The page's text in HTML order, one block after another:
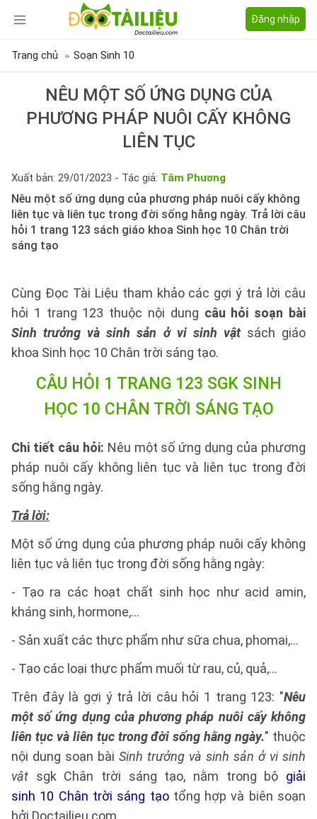
Đăng nhập
Trang chủ Soạn Sinh 10
NÊU MỘT SỐ ỨNG DỤNG CỦA
PHƯƠNG PHÁP NUÔI CẤY KHÔNG
LIÊN TỤC
Xuất bản: 29/01/2023 - Tác giả: Tâm Phương
Nêu một số ứng dụng của phương pháp nuôi cấy không
liên tục và liên tục trong đời sống hằng ngày. Trả lời câu
hỏi 1 trang 123 sách giáo khoa Sinh học 10 Chân trời
sáng tạo
Cùng Đọc Tài Liệu tham khảo các gợi ý trả lời câu
hỏi 1 trang 123 thuộc nội dung câu hỏi soạn bài
Sinh trưởng và sinh sản ở vi sinh vật sách giáo
khoa Sinh học 10 Chân trời sáng tạo.
CÂU HỎI 1 TRANG 123 SGK SINH
HỌC 10 CHÂN TRỜI SÁNG TẠO
Chi tiết câu hỏi: Nêu một số ứng dụng của phương
pháp nuôi cấy không liên tục và liên tục trong đời
sống hằng ngày.
Trả lời:
Một số ứng dụng của phương pháp nuôi cấy không
liên tục và liên tục trong đời sống hằng ngày:
- Tạo ra các hoạt chất sinh học như acid amin,
kháng sinh, hormone,...
- Sản xuất các thực phẩm như sữa chua, phomai,...
- Tạo các loại thực phẩm muối từ rau, củ, quả,...
Trên đây là gợi ý trả lời câu hỏi 1 trang 123: "Nêu
một số ứng dụng của phương pháp nuôi cấy không
liên tục và liên tục trong đời sống hằng ngày." thuộc
nội dung soạn bài Sinh trưởng và sinh sản ở vi sinh
vật sgk Chân trời sáng tạo, nằm trong bộ giải
sinh 10 Chân trời sáng tạotổng hợp và biên soạn
bởi Doctailieu.com.